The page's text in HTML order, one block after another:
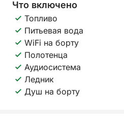
Что включено
Топливо
Питьевая вода
WiFi на борту
Полотенца
Аудиосистема
Ледник
Душ на борту